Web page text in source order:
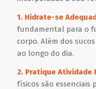
1. Hidrate-se
fundamental para o
corpo. Além dos
ao longo do dia.
2. Pratique Atividade
físicos são essenciais